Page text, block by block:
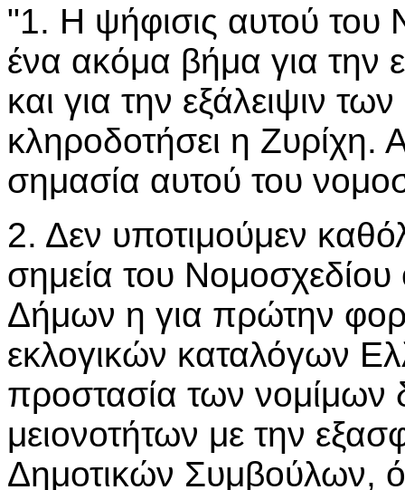
"1. Η ψήφισις αυτού του
ένα ακόμα βήμα για την
και για την εξάλειψιν
κληροδοτήσει η Ζυρίχη.
σημασία αυτού του
2. Δεν υποτιμούμεν
σημεία του Νομοσχεδίου
Δήμων η για πρώτην
εκλογικών καταλόγων
προστασία των νομίμων
μειονοτήτων με την
Δημοτικών Συμβούλων,